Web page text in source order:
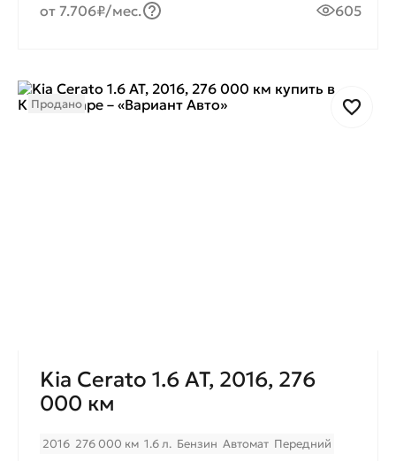
от 7.706₽/мес. 605
Продано
Kia Cerato 1.6 AT, 2016, 276
000 км
2016 276 000 км 1.6 л. Бензин Автомат Передний